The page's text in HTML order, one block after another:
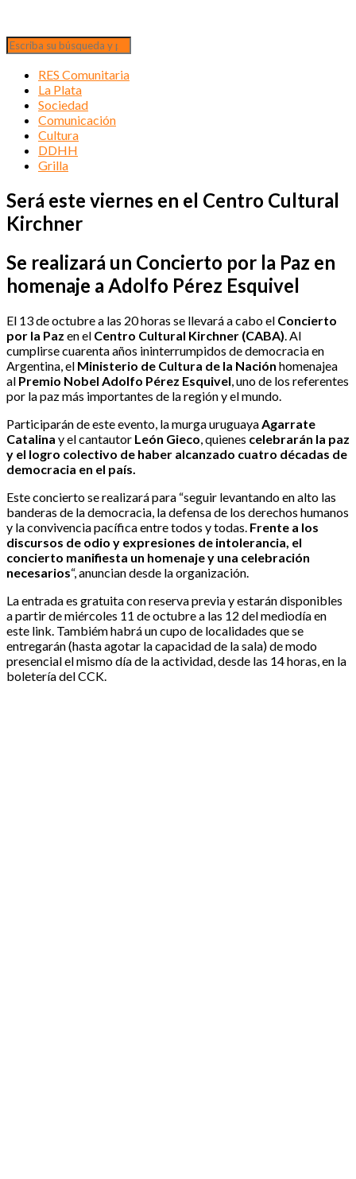
RES Comunitaria
La Plata
Sociedad
Comunicación
Cultura
DDHH
Grilla
Será este viernes en el Centro Cultural
Kirchner
Se realizará un Concierto por la Paz en
homenaje a Adolfo Pérez Esquivel
El 13 de octubre a las 20 horas se llevará a cabo el Concierto
por la Paz en el Centro Cultural Kirchner (CABA) . Al
cumplirse cuarenta años ininterrumpidos de democracia en
Argentina, el Ministerio de Cultura de la Nación homenajea
al Premio Nobel Adolfo Pérez Esquivel , uno de los referentes
por la paz más importantes de la región y el mundo.
Participarán de este evento, la murga uruguaya Agarrate
Catalina y el cantautor León Gieco , quienes celebrarán la paz
y el logro colectivo de haber alcanzado cuatro décadas de
democracia en el país.
Este concierto se realizará para “seguir levantando en alto las
banderas de la democracia, la defensa de los derechos humanos
y la convivencia pacífica entre todos y todas. Frente a los
discursos de odio y expresiones de intolerancia, el
concierto manifiesta un homenaje y una celebración
necesarios“, anuncian desde la organización.
La entrada es gratuita con reserva previa y estarán disponibles
a partir de miércoles 11 de octubre a las 12 del mediodía en
este link. Tambiém habrá un cupo de localidades que se
entregarán (hasta agotar la capacidad de la sala) de modo
presencial el mismo día de la actividad, desde las 14 horas, en la
boletería del CCK.